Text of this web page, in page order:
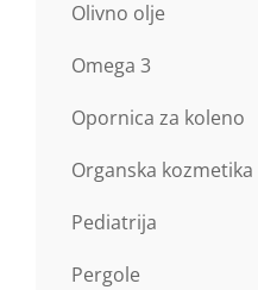
Olivno olje
Omega 3
Opornica za koleno
Organska kozmetika
Pediatrija
Pergole